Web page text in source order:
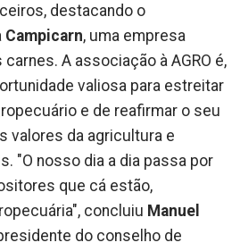
destacando o
Campicarn, uma empresa
A associação à AGRO é,
valiosa para estreitar
e de reafirmar o seu
valores da agricultura e
"O nosso dia a dia passa por
que cá estão,
concluiu Manuel
do conselho de